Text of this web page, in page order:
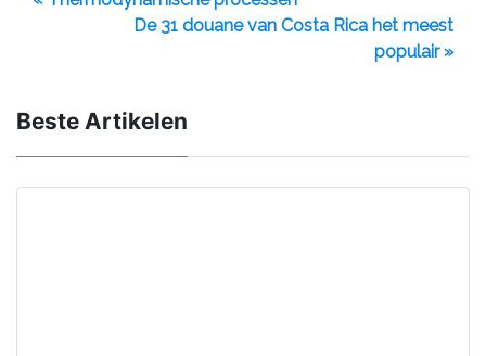
De 31 douane van Costa Rica het meest
populair »
Beste Artikelen